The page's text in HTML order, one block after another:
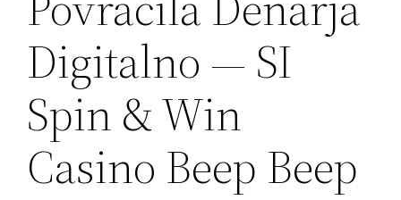
Digitalno — SI
Spin & Win
Casino Beep Beep